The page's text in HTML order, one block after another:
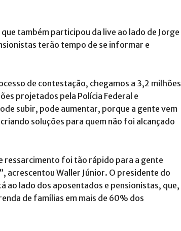
também participou da live ao lado de Jorge
terão tempo de se informar e
de contestação, chegamos a 3,2 milhões
projetados pela Polícia Federal e
subir, pode aumentar, porque a gente vem
soluções para quem não foi alcançado
ressarcimento foi tão rápido para a gente
acrescentou Waller Júnior. O presidente do
ao lado dos aposentados e pensionistas, que,
de famílias em mais de 60% dos